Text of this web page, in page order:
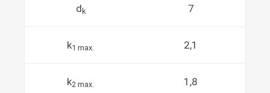
d k 7
k1 max. 2,1
k2 max. 1,8